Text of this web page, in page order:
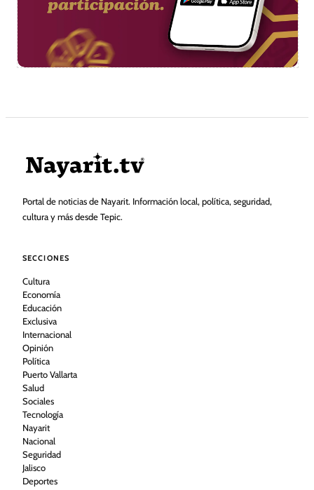
Portal de noticias de Nayarit. Información local, política, seguridad,
cultura y más desde Tepic.
SECCIONES
Cultura
Economía
Educación
Exclusiva
Internacional
Opinión
Política
Puerto Vallarta
Salud
Sociales
Tecnología
Nayarit
Nacional
Seguridad
Jalisco
Deportes